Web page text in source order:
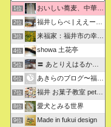
1位 おいしい蕎麦、中華そばを求めて彷徨うブログ
2位 福井しらべ | ええーっ！？そうなんや！知らんかったわ。
3位 来福家：福井市の幸せリフォーム物語
4位 showa 土花亭
5位 〓 あとりえはるかの日々悠悠 〓
6位 あきらのブログ〜福井県より〜
7位 福井 お菓子教室 petit sugarland
8位 愛犬とみる世界
9位 Made in fukui design